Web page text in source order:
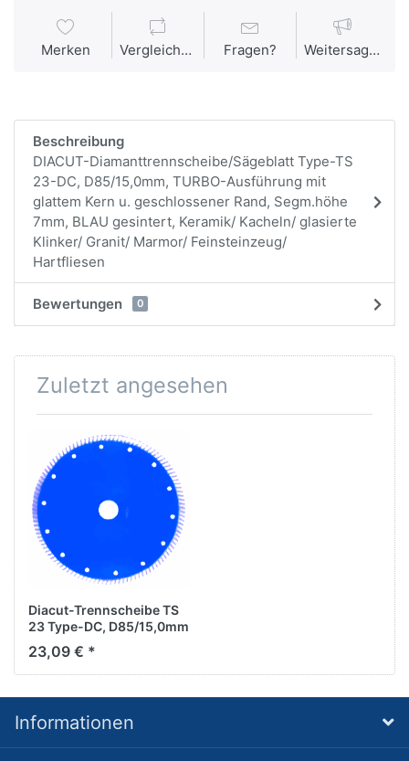
Merken Vergleichen Fragen? Weitersagen
Beschreibung
DIACUT-Diamanttrennscheibe/Sägeblatt Type-TS
23-DC, D85/15,0mm, TURBO-Ausführung mit
glattem Kern u. geschlossener Rand, Segm.höhe
7mm, BLAU gesintert, Keramik/ Kacheln/ glasierte
Klinker/ Granit/ Marmor/ Feinsteinzeug/
Hartfliesen
Bewertungen 0
Zuletzt angesehen
Diacut-Trennscheibe TS
23 Type-DC, D85/15,0mm
23,09 € *
Informationen